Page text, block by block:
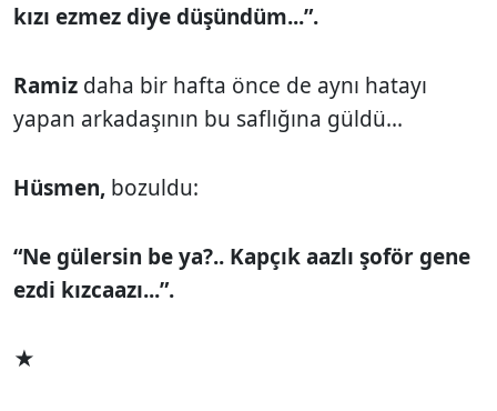
kızı ezmez diye düşündüm...”.
Ramiz daha bir hafta önce de aynı hatayı
yapan arkadaşının bu saflığına güldü...
Hüsmen, bozuldu:
“Ne gülersin be ya?.. Kapçık aazlı şoför gene
ezdi kızcaazı...”.
★